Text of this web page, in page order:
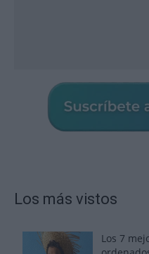
Los más vistos
Los 7